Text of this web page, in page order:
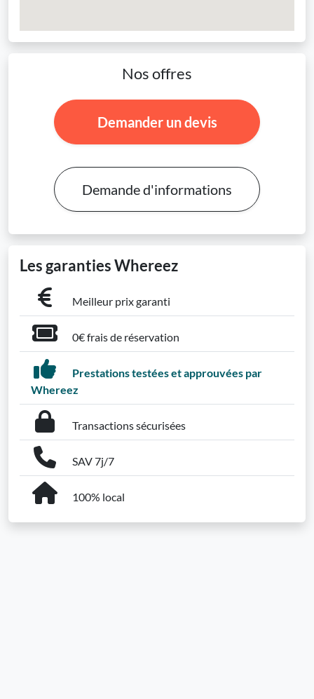
Nos offres
Demander un devis
Demande d'informations
Les garanties Whereez
Meilleur prix garanti
0€ frais de réservation
Prestations testées et approuvées par
Whereez
Transactions sécurisées
SAV 7j/7
100% local